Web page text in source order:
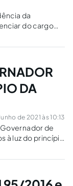
da
do cargo
DA
de 2021 às 10:13
de
à luz do princípio